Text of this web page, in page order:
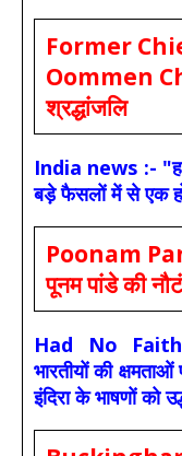
Former
Oommen
श्रद्धांजलि
India news :-
बड़े फैसलों में से एक
Poonam
पूनम पांडे की
Had No
भारतीयों की
इंदिरा के भाषणों को